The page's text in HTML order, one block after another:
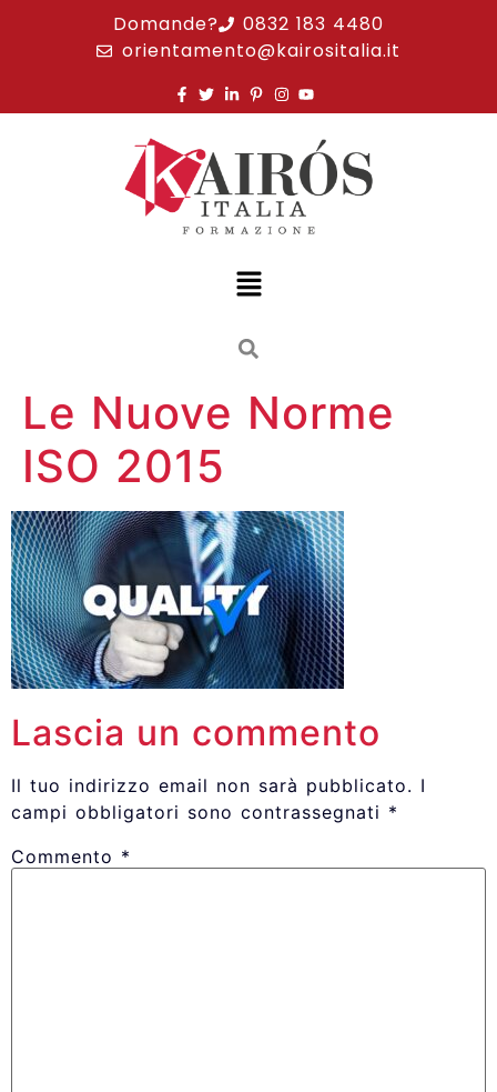
Domande?
0832 183 4480
orientamento@kairositalia.it
Le Nuove Norme
ISO 2015
Lascia un commento
Il tuo indirizzo email non sarà pubblicato. I
campi obbligatori sono contrassegnati *
Commento *